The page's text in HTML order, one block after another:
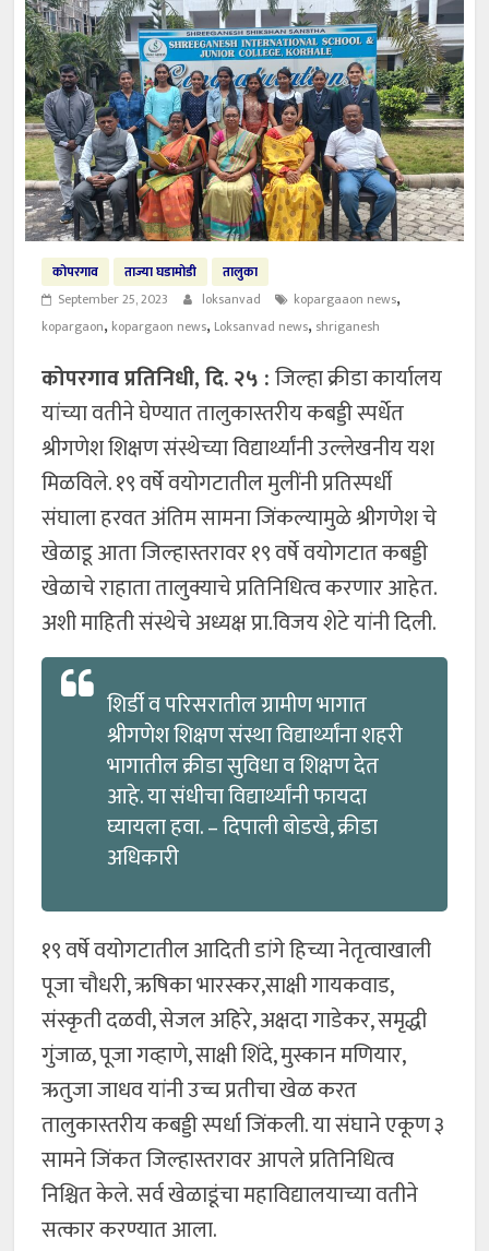
कोपरगाव ताज्या घडामोडी
तालुका
September 25, 2023
loksanvad kopargaaon news,
kopargaon, kopargaon news, Loksanvad news, shriganesh
कोपरगाव प्रतिनिधी, दि. २५ :जिल्हा क्रीडा कार्यालय
यांच्या वतीने घेण्यात तालुकास्तरीय कबड्डी स्पर्धेत
श्रीगणेश शिक्षण संस्थेच्या विद्यार्थ्यांनी उल्लेखनीय यश
मिळविले. १९ वर्षे वयोगटातील मुलींनी प्रतिस्पर्धी
संघाला हरवत अंतिम सामना जिंकल्यामुळे श्रीगणेश चे
खेळाडू आता जिल्हास्तरावर १९ वर्षे वयोगटात कबड्डी
खेळाचे राहाता तालुक्याचे प्रतिनिधित्व करणार आहेत.
अशी माहिती संस्थेचे अध्यक्ष प्रा.विजय शेटे यांनी दिली.
शिर्डी व परिसरातील ग्रामीण भागात
श्रीगणेश शिक्षण संस्था विद्यार्थ्यांना शहरी
भागातील क्रीडा सुविधा व शिक्षण देत
आहे. या संधीचा विद्यार्थ्यांनी फायदा
घ्यायला हवा. – दिपाली बोडखे, क्रीडा
अधिकारी
१९ वर्षे वयोगटातील आदिती डांगे हिच्या नेतृत्वाखाली
पूजा चौधरी, ऋषिका भारस्कर,साक्षी गायकवाड,
संस्कृती दळवी, सेजल अहिरे, अक्षदा गाडेकर, समृद्धी
गुंजाळ, पूजा गव्हाणे, साक्षी शिंदे, मुस्कान मणियार,
ऋतुजा जाधव यांनी उच्च प्रतीचा खेळ करत
तालुकास्तरीय कबड्डी स्पर्धा जिंकली. या संघाने एकूण ३
सामने जिंकत जिल्हास्तरावर आपले प्रतिनिधित्व
निश्चित केले. सर्व खेळाडूंचा महाविद्यालयाच्या वतीने
सत्कार करण्यात आला.